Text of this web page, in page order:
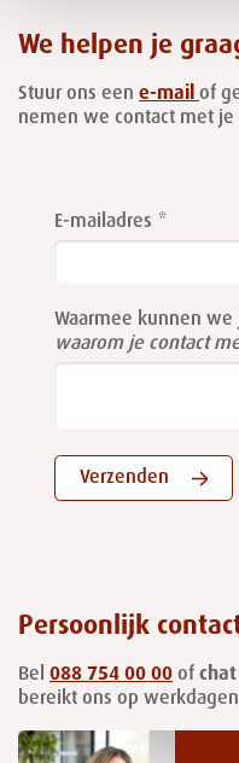
We helpen je
Stuur ons een e-mail of
nemen we contact met je
this
field
E-mailadres
Waarmee kunnen we
waarom je contact
Verzenden
Persoonlijk
Bel 088 754 00 00 of chat
bereikt ons op